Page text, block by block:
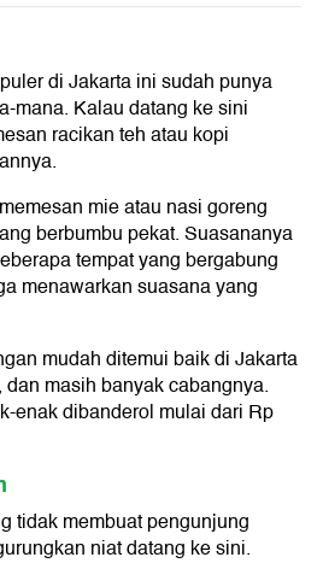
di Jakarta ini sudah punya
mana. Kalau datang ke sini
racikan teh atau kopi
mie atau nasi goreng
berbumbu pekat. Suasananya
tempat yang bergabung
menawarkan suasana yang
mudah ditemui baik di Jakarta
masih banyak cabangnya.
enak dibanderol mulai dari Rp
tidak membuat pengunjung
niat datang ke sini.